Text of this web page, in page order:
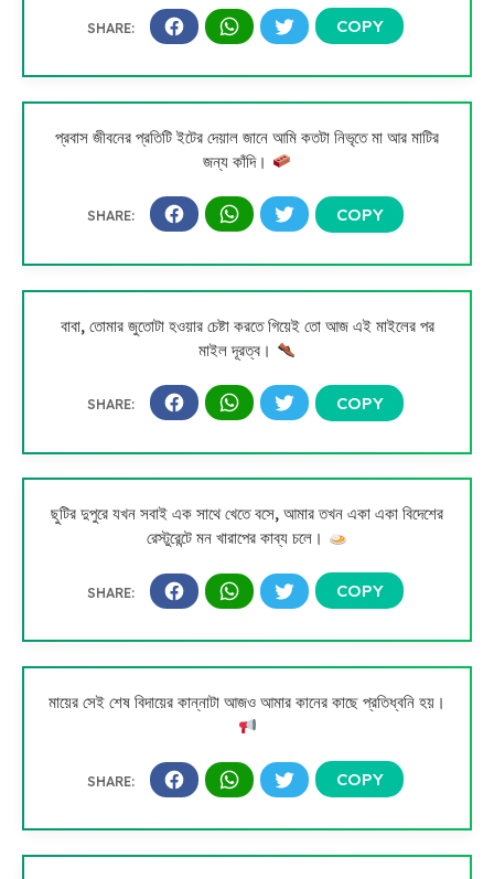
প্রবাস জীবনের প্রতিটি ইটের দেয়াল জানে আমি কতটা নিভৃতে মা আর মাটির
জন্য কাঁদি।
বাবা, তোমার জুতোটা হওয়ার চেষ্টা করতে গিয়েই তো আজ এই মাইলের পর
মাইল দূরত্ব।
ছুটির দুপুরে যখন সবাই এক সাথে খেতে বসে, আমার তখন একা একা বিদেশের
রেস্টুরেন্টে মন খারাপের কাব্য চলে।
মায়ের সেই শেষ বিদায়ের কান্নাটা আজও আমার কানের কাছে প্রতিধ্বনি হয়।